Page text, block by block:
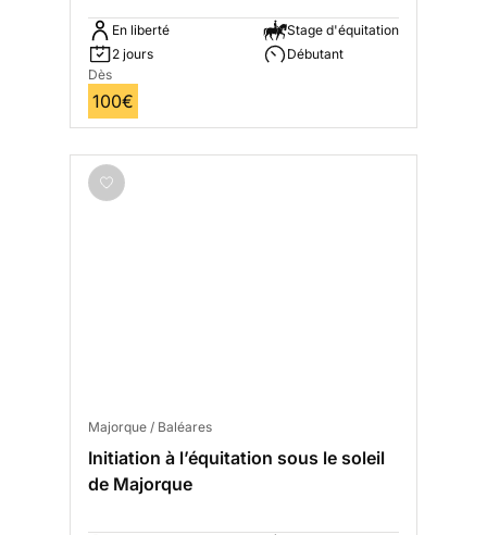
En liberté
2 jours
Stage d'équitation
Débutant
Dès
100€
Majorque / Baléares
Initiation à l’équitation sous le soleil
de Majorque